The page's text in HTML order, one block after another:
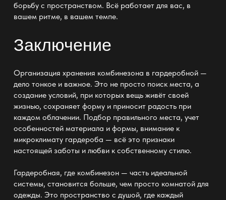
борьбу с пространством. Всё работает для вас, в
вашем ритме, в вашем темпе.
Заключение
Организация хранения комбинезона в гардеробной—
дело тонкое и важное. Это не просто поиск места, а
создание условий, при которых вещь живёт своей
жизнью, сохраняет форму и приносит радость при
каждом облачении. Подбор правильного места, учет
особенностей материала и формы, внимание к
микроклимату гардероба — всё это признаки
настоящей заботы и любви к собственному стилю.
Гардеробная, где комбинезон — часть идеальной
системы, становится больше, чем просто комнатой для
одежды. Это пространство с душой, где каждый